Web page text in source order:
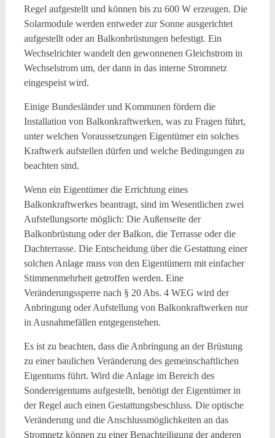
Regel aufgestellt und können bis zu 600 W erzeugen. Die
Solarmodule werden entweder zur Sonne ausgerichtet
aufgestellt oder an Balkonbrüstungen befestigt. Ein
Wechselrichter wandelt den gewonnenen Gleichstrom in
Wechselstrom um, der dann in das interne Stromnetz
eingespeist wird.
Einige Bundesländer und Kommunen fördern die
Installation von Balkonkraftwerken, was zu Fragen führt,
unter welchen Voraussetzungen Eigentümer ein solches
Kraftwerk aufstellen dürfen und welche Bedingungen zu
beachten sind.
Wenn ein Eigentümer die Errichtung eines
Balkonkraftwerkes beantragt, sind im Wesentlichen zwei
Aufstellungsorte möglich: Die Außenseite der
Balkonbrüstung oder der Balkon, die Terrasse oder die
Dachterrasse. Die Entscheidung über die Gestattung einer
solchen Anlage muss von den Eigentümern mit einfacher
Stimmenmehrheit getroffen werden. Eine
Veränderungssperre nach § 20 Abs. 4 WEG wird der
Anbringung oder Aufstellung von Balkonkraftwerken nur
in Ausnahmefällen entgegenstehen.
Es ist zu beachten, dass die Anbringung an der Brüstung
zu einer baulichen Veränderung des gemeinschaftlichen
Eigentums führt. Wird die Anlage im Bereich des
Sondereigentums aufgestellt, benötigt der Eigentümer in
der Regel auch einen Gestattungsbeschluss. Die optische
Veränderung und die Anschlussmöglichkeiten an das
Stromnetz können zu einer Benachteiligung der anderen